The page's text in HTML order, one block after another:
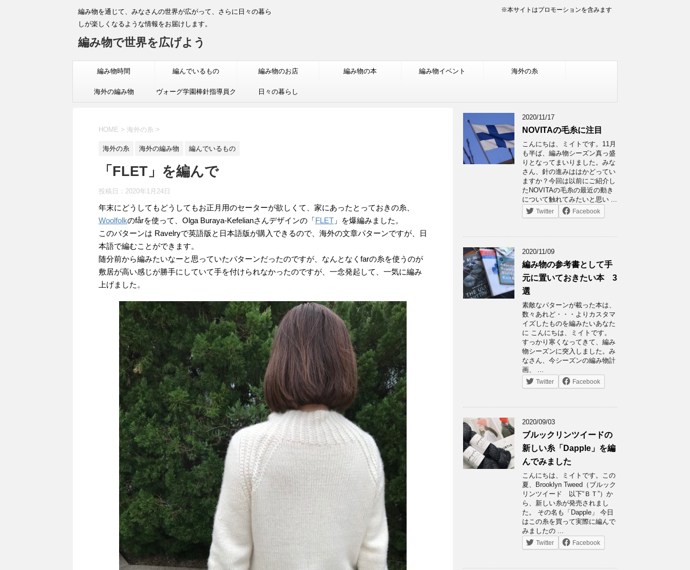
編み物を通じて、みなさんの世界が広がって、さらに日々の暮ら
しが楽しくなるような情報をお届けします。
編み物で世界を広げよう
※本サイトはプロモーションを含みます
編み物時間 編んでいるもの 編み物のお店 編み物の本 編み物イベント 海外の糸
海外の編み物 ヴォーグ学園棒針指導員ク 日々の暮らし
HOME > 海外の糸 >
海外の糸 海外の編み物 編んでいるもの
「FLET」を編んで
投稿日： 2020年1月24日
年末にどうしてもどうしてもお正月用のセーターが欲しくて、家にあったとっておきの糸、
Woolfolkのfårを使って、Olga Buraya-Kefelianさんデザインの「FLET 」を爆編みました。
このパターンは Ravelryで英語版と日本語版が購入できるので、海外の文章パターンですが、日
本語で編むことができます。
随分前から編みたいなーと思っていたパターンだったのですが、なんとなくfarの糸を使うのが
敷居が高い感じが勝手にしていて手を付けられなかったのですが、一念発起して、一気に編み
上げました。
2020/11/17
NOVITAの毛糸に注目
こんにちは、ミイトです。11月
も半ば、編み物シーズン真っ盛
りとなってまいりました。みな
さん、針の進みははかどってい
ますか？今回は以前にご紹介し
たNOVITAの毛糸の最近の動き
について触れてみたいと思い ...
Twitter Facebook
2020/11/09
編み物の参考書として手
元に置いておきたい本 3
選
素敵なパターンが載った本は、
数々あれど・・・よりカスタマ
イズしたものを編みたいあなた
に こんにちは、ミイトです。
すっかり寒くなってきて、編み
物シーズンに突入しました。み
なさん、今シーズンの編み物計
画、 ...
Twitter Facebook
2020/09/03
ブルックリンツイードの
新しい糸「Dapple」を編
んでみました
こんにちは、ミイトです。この
夏、Brooklyn Tweed（ブルック
リンツイード 以下“ＢＴ”）か
ら、新しい糸が発売されまし
た。 その名も「Dapple」 今日
はこの糸を買って実際に編んで
みましたの ...
Twitter Facebook